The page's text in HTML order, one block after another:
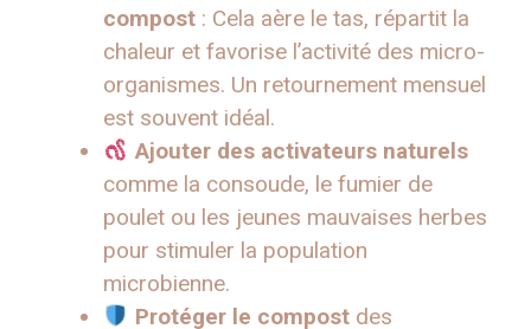
compost : Cela aère le tas, répartit la
chaleur et favorise l’activité des micro-
organismes. Un retournement mensuel
est souvent idéal.
Ajouter des activateurs naturels
comme la consoude, le fumier de
poulet ou les jeunes mauvaises herbes
pour stimuler la population
microbienne.
Protéger le compostdes